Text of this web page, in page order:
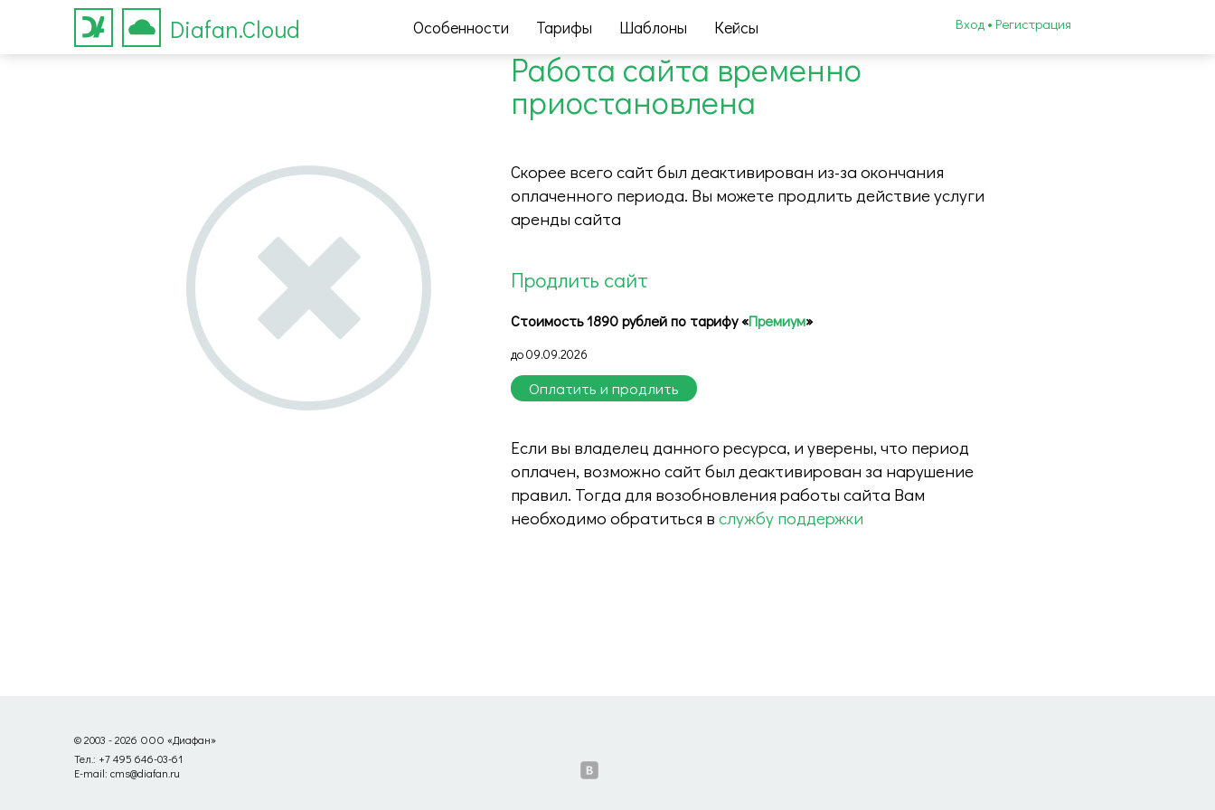
Diafan.Cloud Особенности Тарифы Шаблоны Кейсы Вход • Регистрация
Работа сайта временно
приостановлена
Скорее всего сайт был деактивирован из-за окончания
оплаченного периода. Вы можете продлить действие услуги
аренды сайта
Продлить сайт
Стоимость 1890 рублей по тарифу «Премиум»
до 09.09.2026
Если вы владелец данного ресурса, и уверены, что период
оплачен, возможно сайт был деактивирован за нарушение
правил. Тогда для возобновления работы сайта Вам
необходимо обратиться в службу поддержки
© 2003 - 2026 ООО «Диафан»
Тел.: +7 495 646-03-61
E-mail: cms@diafan.ru